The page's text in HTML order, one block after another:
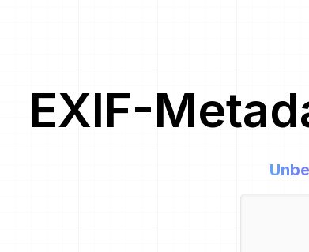
EXIF-